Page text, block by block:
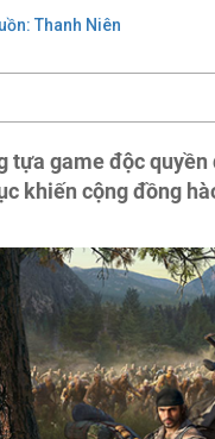
Thanh Niên
game độc
khiến cộng đồng